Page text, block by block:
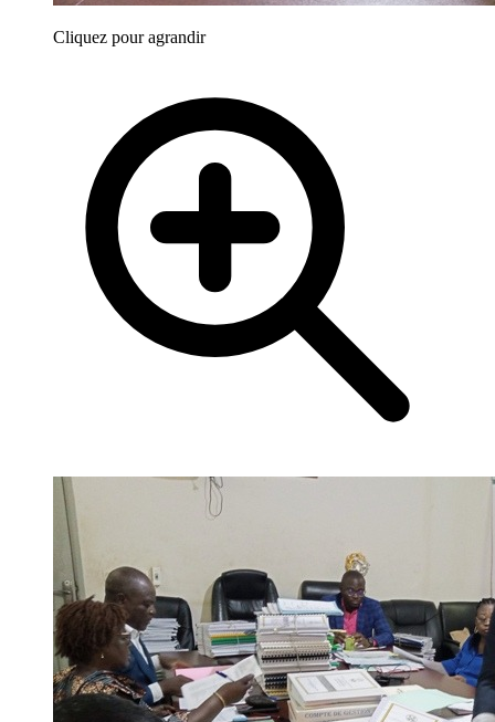
Cliquez pour agrandir